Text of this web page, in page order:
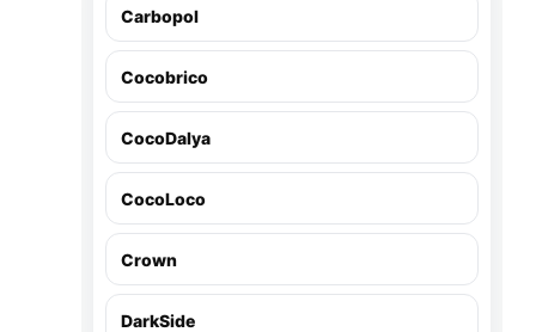
Carbopol
Cocobrico
CocoDalya
CocoLoco
Crown
DarkSide